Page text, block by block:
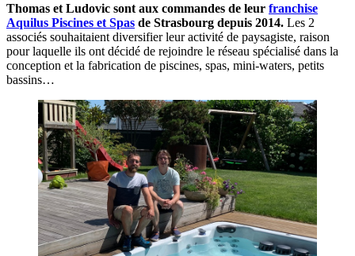
Thomas et Ludovic sont aux commandes de leur franchise
Aquilus Piscines et Spas de Strasbourg depuis 2014. Les 2
associés souhaitaient diversifier leur activité de paysagiste, raison
pour laquelle ils ont décidé de rejoindre le réseau spécialisé dans la
conception et la fabrication de piscines, spas, mini-waters, petits
bassins…